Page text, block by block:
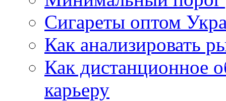
Сигареты оптом
Как анализировать
Как дистанционное
карьеру